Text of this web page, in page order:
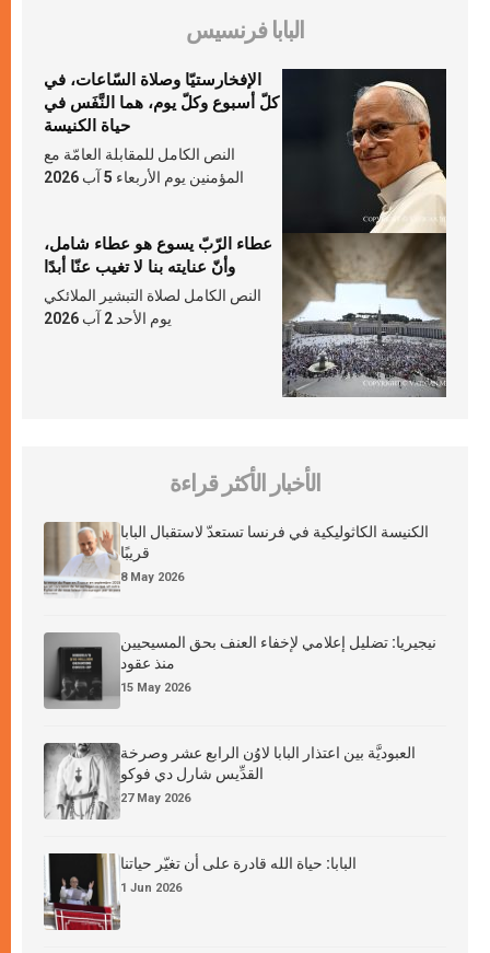
البابا فرنسيس
الإفخارستيّا وصلاة السّاعات، في
كلّ أسبوع وكلّ يوم، هما النَّفَس في
حياة الكنيسة
النص الكامل للمقابلة العامّة مع
المؤمنين يوم الأربعاء 5 آب 2026
عطاء الرّبّ يسوع هو عطاء شامل،
وأنّ عنايته بنا لا تغيب عنّا أبدًا
النص الكامل لصلاة التبشير الملائكي
يوم الأحد 2 آب 2026
الأخبار الأكثر قراءة
الكنيسة الكاثوليكية في فرنسا تستعدّ لاستقبال البابا
قريبًا
8 May 2026
نيجيريا: تضليل إعلامي لإخفاء العنف بحق المسيحيين
منذ عقود
15 May 2026
العبوديَّة بين اعتذار البابا لاوُن الرابع عشر وصرخة
القدِّيس شارل دي فوكو
27 May 2026
البابا: حياة الله قادرة على أن تغيّر حياتنا
1 Jun 2026